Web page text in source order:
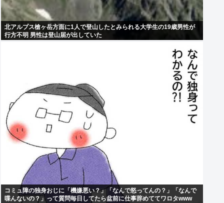
北アルプス槍ヶ岳方面に1人で登山したとみられる大学生の19歳男性が
行方不明 男性は登山届が出していた
コミュ障の独身おじに「機嫌悪い？」「なんで怒ってんの？」「なんで
喋んないの？」って質問毎日してたら盆前に仕事辞めててワロタwww